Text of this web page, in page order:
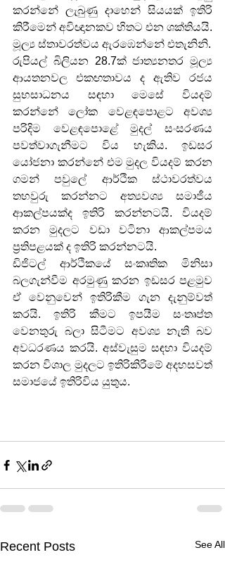
කරන්නේ ලැබුණු දාහෙන් සියයක් ඉතිරි
කිරීමෙන් අවිඥානකව හිතට එන ශක්තියයි.
මූල්‍ය ස්තාවරත්වය ඇරඹෙන්නේ එතැනිනි.
රුපියල් බිලියන 28.7ක් ජාත්‍යනතර මූල්‍ය
ආයතනවල එකඟතාවය ද ඇතිව රජය
සුභසාධනය සඳහා මෙසේ වියදම්
කරන්නේ ලෝක වෙළඳපොළට අවශ්‍ය
පරිදිම වෙළඳපොළේ මුදල් සංසරණය
පවත්වාගැනීමට විය හැකිය. ඉඩසර
යෝජනා කරන්නේ එම මුදල වියදම් කරන
ගමන් පවුලේ ආර්ථික ස්ථාවරත්වය
තහවුරු කරන්නට අත්‍යවශ්‍ය සමාජීය
ආකල්පයක්ද ඉතිරි කරන්නටයි. වියදම්
කරන මුදලට වඩා වටිනා ආකල්පමය
ප්‍රතිපළයක් ද ඉතිරි කරන්නටයි.
ඩිජිටල් ආර්ථිකයේ සංකෘතික මිනිසා
බලගැන්වීම අරමුණු කරන ඉඩසර පළමුව
ඒ වෙනුවෙන් ඉතිරිකීම ගැන දැනුම්වත්
කරයි. ඉතිරි කීමට ඉපයීම සංතෘප්ත
වෙනතුරු බලා සිටීමට අවශ්‍ය නැති බව
අවධරණය කරයි. අස්වැසුම සඳහා වියදම්
කරන විශාල මුදලට ඉතිරිකිරීමේ අදහසවත්
සමාජයේ ඉතිරිවිය යුතුය.
Recent Posts See All